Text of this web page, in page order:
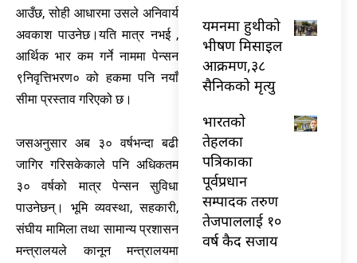
आउँछ, सोही आधारमा उसले अनिवार्य
अवकाश पाउनेछ।यति मात्र नभई ,
आर्थिक भार कम गर्ने नाममा पेन्सन
९निवृत्तिभरण० को हकमा पनि नयाँ
सीमा प्रस्ताव गरिएको छ।
जसअनुसार अब ३० वर्षभन्दा बढी
जागिर गरिसकेकाले पनि अधिकतम
३० वर्षको मात्र पेन्सन सुविधा
पाउनेछन्। भूमि व्यवस्था, सहकारी,
संघीय मामिला तथा सामान्य प्रशासन
मन्त्रालयले कानून मन्त्रालयमा
यमनमा हुथीको
भीषण मिसाइल
आक्रमण,३८
सैनिकको मृत्यु
भारतकाे
तेहलका
पत्रिकाका
पूर्वप्रधान
सम्पादक तरुण
तेजपाललाई १०
वर्ष कैद सजाय